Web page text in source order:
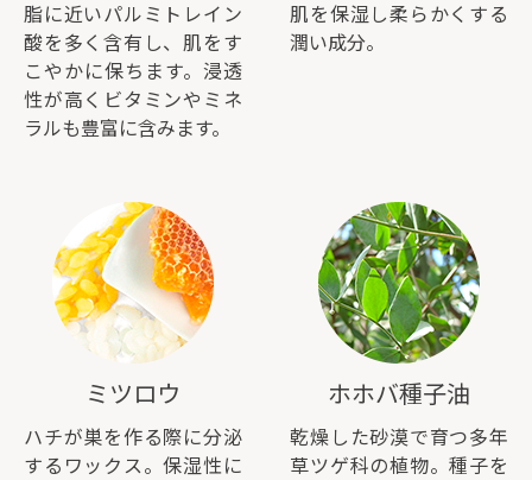
脂に近いパルミトレイン
酸を多く含有し、肌をす
こやかに保ちます。浸透
性が高くビタミンやミネ
ラルも豊富に含みます。
肌を保湿し柔らかくする
潤い成分。
ミツロウ
ハチが巣を作る際に分泌
するワックス。保湿性に
ホホバ種子油
乾燥した砂漠で育つ多年
草ツゲ科の植物。種子を